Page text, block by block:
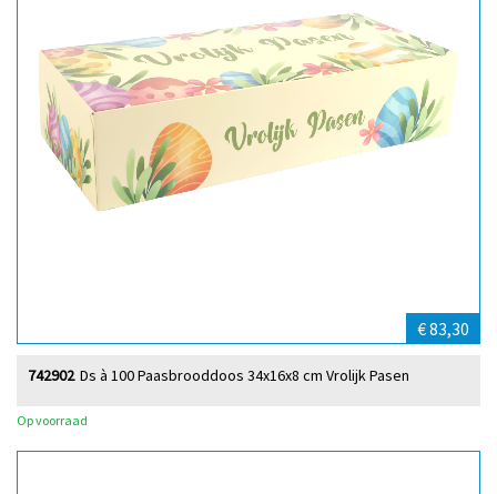
€ 83,30
Ds à 100 Paasbrooddoos 34x16x8 cm Vrolijk Pasen
742902
Op voorraad